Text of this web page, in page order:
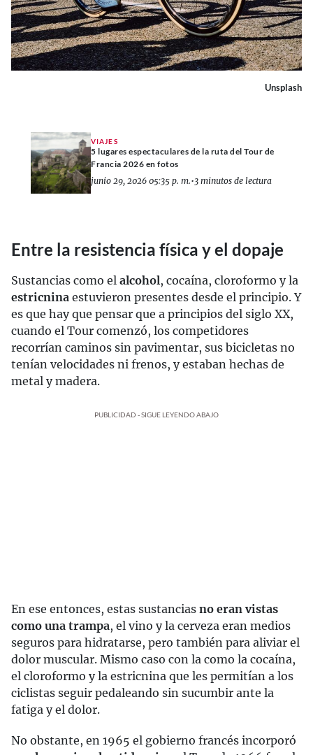
Unsplash
VIAJES
5 lugares espectaculares de la ruta del Tour de
Francia 2026 en fotos
junio 29, 2026 05:35 p. m.•3 minutos de lectura
Entre la resistencia física y el dopaje
Sustancias como el alcohol, cocaína, cloroformo y la
estricnina estuvieron presentes desde el principio. Y
es que hay que pensar que a principios del siglo XX,
cuando el Tour comenzó, los competidores
recorrían caminos sin pavimentar, sus bicicletas no
tenían velocidades ni frenos, y estaban hechas de
metal y madera.
PUBLICIDAD - SIGUE LEYENDO ABAJO
En ese entonces, estas sustancias no eran vistas
como una trampa, el vino y la cerveza eran medios
seguros para hidratarse, pero también para aliviar el
dolor muscular. Mismo caso con la como la cocaína,
el cloroformo y la estricnina que les permitían a los
ciclistas seguir pedaleando sin sucumbir ante la
fatiga y el dolor.
No obstante, en 1965 el gobierno francés incorporó